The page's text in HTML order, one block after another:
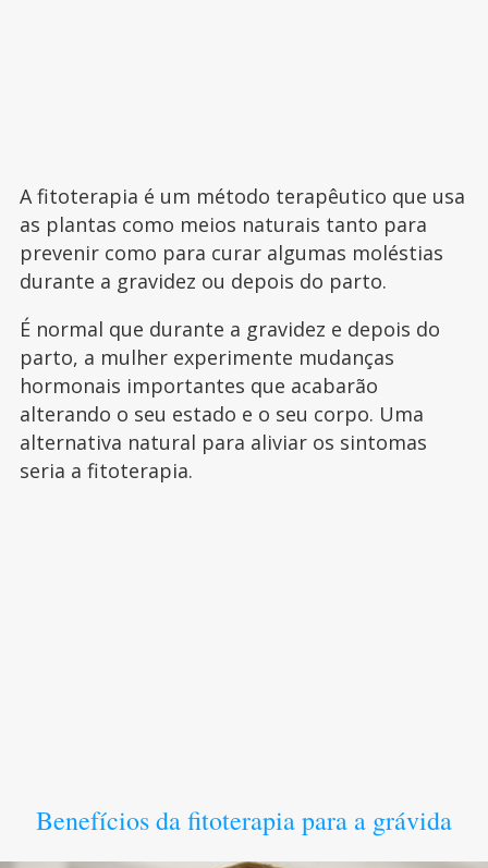
A fitoterapia é um método terapêutico que usa
as plantas como meios naturais tanto para
prevenir como para curar algumas moléstias
durante a gravidez ou depois do parto.
É normal que durante a gravidez e depois do
parto, a mulher experimente mudanças
hormonais importantes que acabarão
alterando o seu estado e o seu corpo. Uma
alternativa natural para aliviar os sintomas
seria a fitoterapia.
Benefícios da fitoterapia para a grávida